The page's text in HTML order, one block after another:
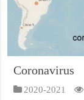
Coronavirus
2020-2021